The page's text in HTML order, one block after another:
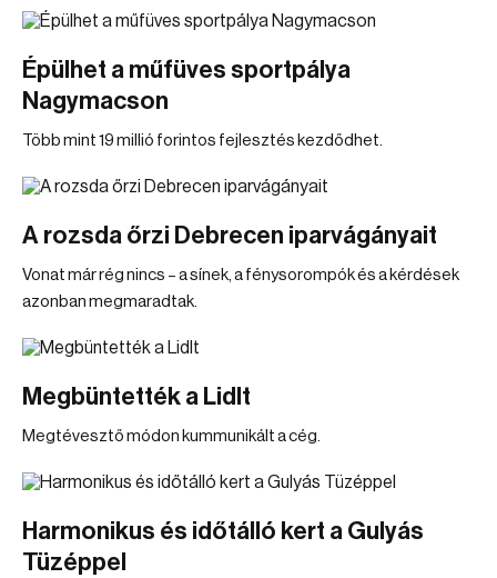
Épülhet a műfüves sportpálya
Nagymacson
Több mint 19 millió forintos fejlesztés kezdődhet.
A rozsda őrzi Debrecen iparvágányait
Vonat már rég nincs – a sínek, a fénysorompók és a kérdések
azonban megmaradtak.
Megbüntették a Lidlt
Megtévesztő módon kummunikált a cég.
Harmonikus és időtálló kert a Gulyás
Tüzéppel